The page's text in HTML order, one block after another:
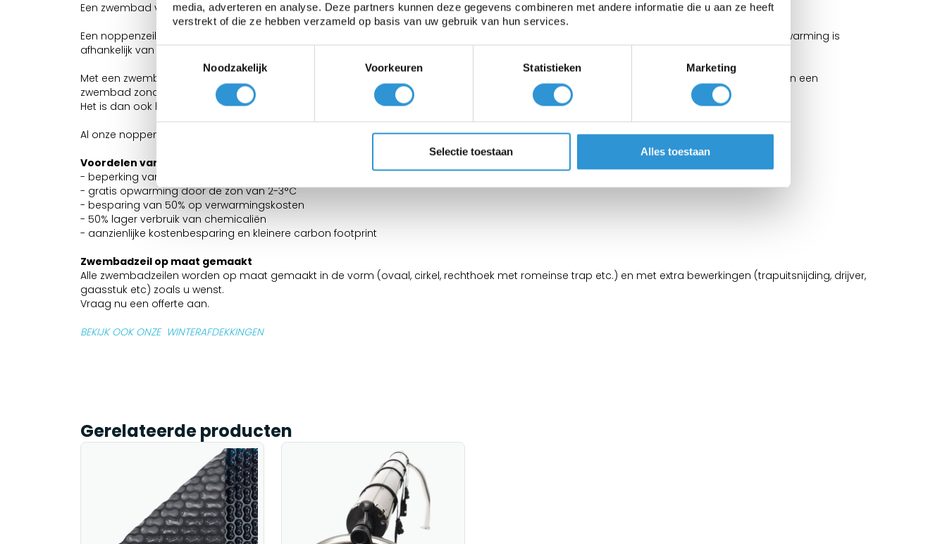
media, adverteren en analyse. Deze partners kunnen deze gegevens combineren met andere informatie die u aan ze heeft
verstrekt of die ze hebben verzameld op basis van uw gebruik van hun services.
Noodzakelijk
Voorkeuren Statistieken Marketing
Selectie toestaan Alles toestaan
Een zwembad verliest 70% van zijn warmte via verdamping. Een goede zwembadafdekking vermindert de verdamping met wel 98%.
Een noppenzeil heeft als voordeel dat zij gratis zonnewarmte toelaat in het zwembad om zo het zwemwater te verwarmen. De mate van opwarming is
afhankelijk van de lichtdoorlaatbaarheid van het gekozen materiaal.
Met een zwembadzeil van de standaard noppenfolies Blauw/Zilver en Blauw/Goud zal het zwemwater ongeveer 2-3° warmer worden dan van een
zwembad zonder zwembadafdekking.
Het is dan ook belangrijk om het zwembadzeil op het water te leggen als het zwembad niet gebruikt wordt.
Al onze noppenfolies zijn voorzien van Geobubble techniek, waardoor zij tot 25% langer meegaan dan met de traditionele noppen.
Voordelen van noppenfolie Blauw/Zilver 400 micron Geobubble:
- beperking van de verdamping met 98%
- gratis opwarming door de zon van 2-3°C
- besparing van 50% op verwarmingskosten
- 50% lager verbruik van chemicaliën
- aanzienlijke kostenbesparing en kleinere carbon footprint
Zwembadzeil op maat gemaakt
Alle zwembadzeilen worden op maat gemaakt in de vorm (ovaal, cirkel, rechthoek met romeinse trap etc.) en met extra bewerkingen (trapuitsnijding, drijver,
gaasstuk etc) zoals u wenst.
Vraag nu een offerte aan.
BEKIJK OOK ONZE WINTERAFDEKKINGEN
Gerelateerde producten